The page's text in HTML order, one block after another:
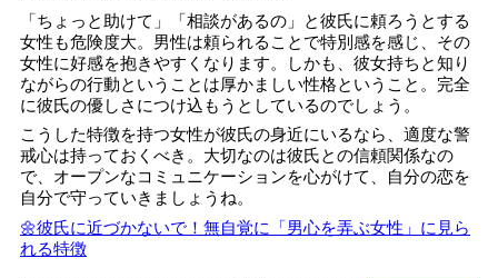
「ちょっと助けて」「相談があるの」と彼氏に頼ろうとする
女性も危険度大。男性は頼られることで特別感を感じ、その
女性に好感を抱きやすくなります。しかも、彼女持ちと知り
ながらの行動ということは厚かましい性格ということ。完全
に彼氏の優しさにつけ込もうとしているのでしょう。
こうした特徴を持つ女性が彼氏の身近にいるなら、適度な警
戒心は持っておくべき。大切なのは彼氏との信頼関係なの
で、オープンなコミュニケーションを心がけて、自分の恋を
自分で守っていきましょうね。
🌼彼氏に近づかないで！無自覚に「男心を弄ぶ女性」に見ら
れる特徴